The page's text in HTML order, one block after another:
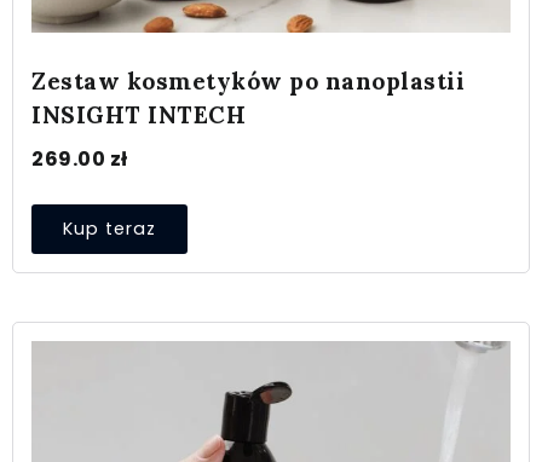
Zestaw kosmetyków po nanoplastii
INSIGHT INTECH
269.00 zł
Kup teraz